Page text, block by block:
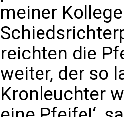
meiner
reichten die
weiter, der so
Kronleuchter